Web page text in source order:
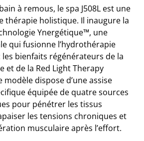
à remous, le spa J508L est une
thérapie holistique. Il inaugure la
Ynergétique™, une
qui fusionne l’hydrothérapie
bienfaits régénérateurs de la
et de la Red Light Therapy
modèle dispose d’une assise
équipée de quatre sources
pour pénétrer les tissus
les tensions chroniques et
musculaire après l’effort.